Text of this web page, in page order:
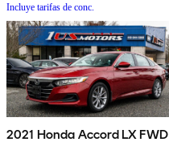
Incluye tarifas de conc.
2021 Honda Accord LX FWD